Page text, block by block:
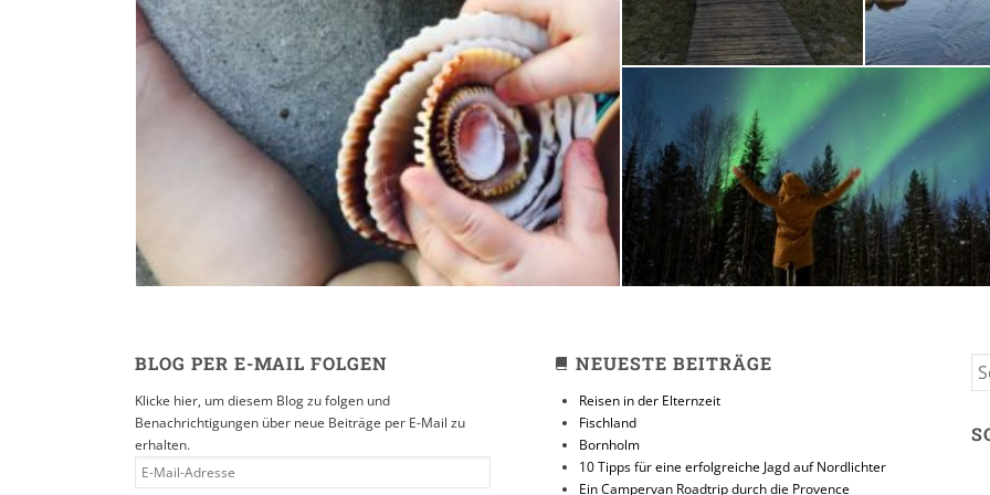
Reisen in der Elternzeit
16. SEPTEMBER 2019
10 Tipps für eine
Jagd auf Nordlichter
31. JANUAR 2018
BLOG PER E-MAIL FOLGEN
Klicke hier, um diesem Blog zu folgen und
Benachrichtigungen über neue Beiträge per E-Mail zu
erhalten.
E-
MAIL-
NEUESTE BEITRÄGE
Reisen in der Elternzeit
Fischland
Bornholm
10 Tipps für eine erfolgreiche Jagd auf Nordlichter
Ein Campervan Roadtrip durch die Provence